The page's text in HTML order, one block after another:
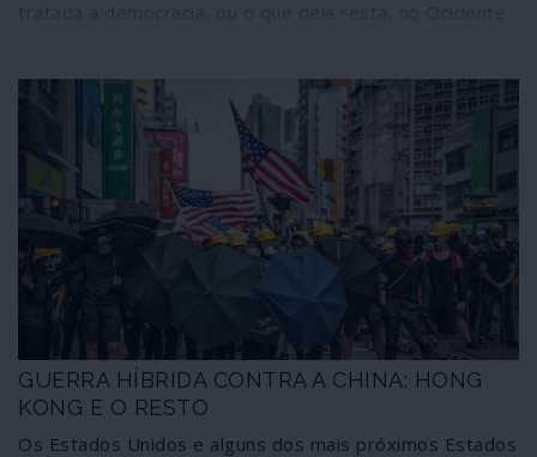
límpida e democrática, como a assumida pelos britânicos
no referendo sobre a permanência ou não na União
Europeia, seguiu-se uma enxurrada de manobras,
chantagens, humilhações, golpes sujos e baixos –
sempre desprezando os cidadãos – para tentar
reverter a decisão da consulta ou, pelo menos, tornar
as suas consequências exemplares para qualquer país
que deseje seguir pelo mesmo caminho.
GUERRA HÍBRIDA CONTRA A CHINA: HONG
KONG E O RESTO
Os Estados Unidos e alguns dos mais próximos Estados